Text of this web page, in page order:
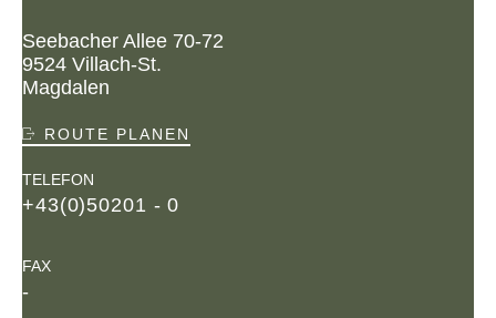
Seebacher Allee 70-72
9524 Villach-St.
Magdalen
ROUTE PLANEN
TELEFON
+43(0)50201 - 0
FAX
-